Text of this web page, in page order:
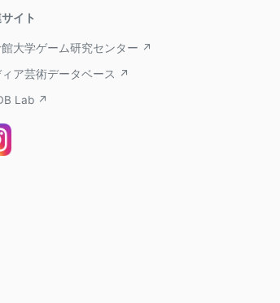
イト
館大学ゲーム研究センター ↗
ィア芸術データベース ↗
Lab ↗